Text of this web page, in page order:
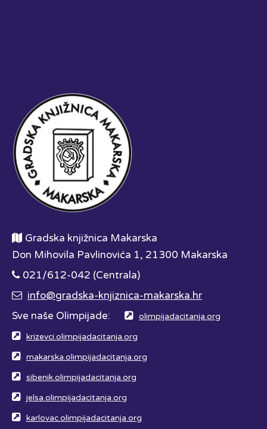
Gradska knjižnica Makarska
Don Mihovila Pavlinovića 1, 21300 Makarska
021/612-042 (Centrala)
info@gradska-knjiznica-makarska.hr
Sve naše Olimpijade:
olimpijadacitanja.org
krizevci.olimpijadacitanja.org
makarska.olimpijadacitanja.org
sibenik.olimpijadacitanja.org
jelsa.olimpijadacitanja.org
karlovac.olimpijadacitanja.org